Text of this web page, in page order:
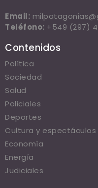
Email:
Teléfono: +549 (297)
Contenidos
Política
Sociedad
Salud
Policiales
Deportes
Cultura y espectáculos
Economía
Energía
Judiciales